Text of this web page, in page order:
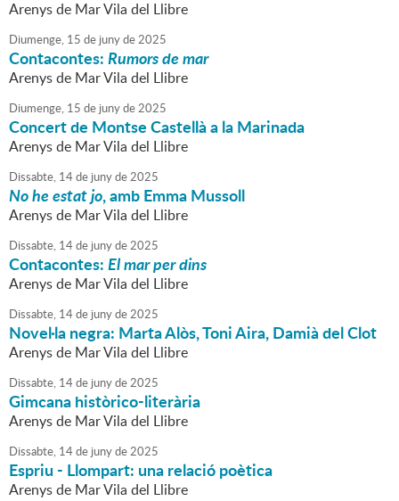
Arenys de Mar Vila del Llibre
Diumenge, 15 de junyde2025
Contacontes:Rumors de mar
Arenys de Mar Vila del Llibre
Diumenge, 15 de junyde2025
Concert de Montse Castellà a la Marinada
Arenys de Mar Vila del Llibre
Dissabte, 14de junyde2025
No he estat jo, amb Emma Mussoll
Arenys de Mar Vila del Llibre
Dissabte, 14de junyde2025
Contacontes:El mar per dins
Arenys de Mar Vila del Llibre
Dissabte, 14de junyde2025
Novel·la negra: Marta Alòs, Toni Aira, Damià del Clot
Arenys de Mar Vila del Llibre
Dissabte, 14de junyde2025
Gimcana històrico-literària
Arenys de Mar Vila del Llibre
Dissabte, 14de junyde2025
Espriu - Llompart: una relació poètica
Arenys de Mar Vila del Llibre